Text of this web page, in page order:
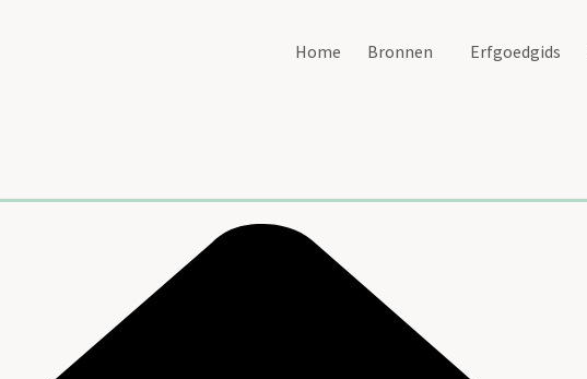
Home Bronnen Erfgoedgids